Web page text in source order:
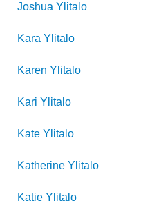
Joshua Ylitalo
Kara Ylitalo
Karen Ylitalo
Kari Ylitalo
Kate Ylitalo
Katherine Ylitalo
Katie Ylitalo